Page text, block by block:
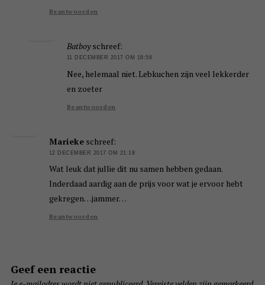
Beantwoorden
Batboy schreef:
11 DECEMBER 2017 OM 18:56
Nee, helemaal niet. Lebkuchen zijn veel lekkerder
en zoeter
Beantwoorden
Marieke schreef:
12 DECEMBER 2017 OM 21:18
Wat leuk dat jullie dit nu samen hebben gedaan.
Inderdaad aardig aan de prijs voor wat je ervoor hebt
gekregen…jammer…
Beantwoorden
Geef een reactie